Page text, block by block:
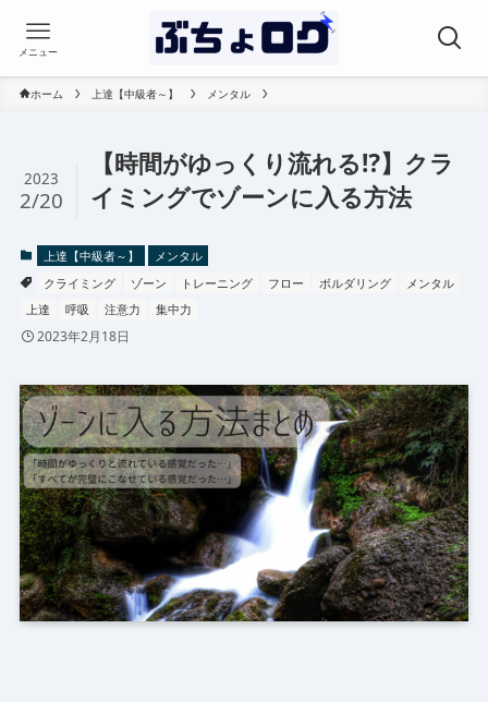
メニュー
ホーム 上達【中級者～】 メンタル
【時間がゆっくり流れる⁉】クラ
イミングでゾーンに入る方法
2023
2/20
上達【中級者～】
メンタル
クライミング
ゾーン トレーニング フロー ボルダリング
メンタル
上達
呼吸 注意力 集中力
2023年2月18日